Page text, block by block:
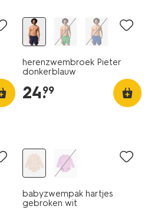
herenzwembroek Pieter
donkerblauw
24.
99
babyzwempak hartjes
gebroken wit